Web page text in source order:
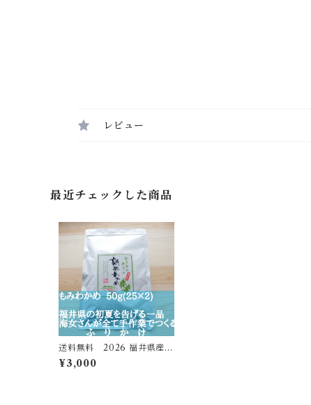
レビュー
最近チェックした商品
送料無料 2026 福井県産も
みわかめ 2ぱっく
¥3,000